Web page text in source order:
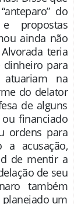
do
propostas
ainda não
teria
dinheiro para
atuariam na
do delator
de alguns
financiado
ordens para
a acusação,
de mentir a
de seu
também
planejado um